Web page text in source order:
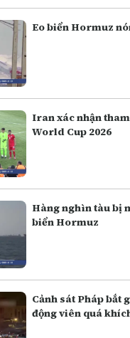
Eo biển Hormuz
Iran xác nhận
World Cup 2026
Hàng nghìn tàu bị
biển Hormuz
Cảnh sát Pháp bắt
động viên quá